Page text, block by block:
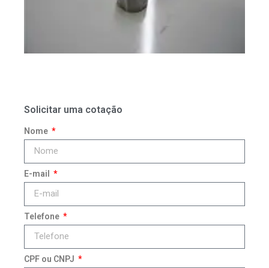
Solicitar uma cotação
Nome
E-mail
Telefone
CPF ou CNPJ